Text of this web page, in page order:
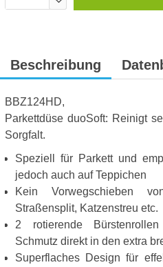
Beschreibung
BBZ124HD,
Parkettdüse duoSoft: Reinigt
Sorgfalt.
Speziell für Parkett und
jedoch auch auf Teppichen
Kein Vorwegschieben
Straßensplit, Katzenstreu etc.
2 rotierende
Schmutz direkt in den extra
Superflaches Design für